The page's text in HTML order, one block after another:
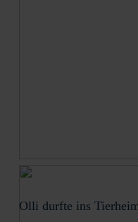
Olli durfte ins